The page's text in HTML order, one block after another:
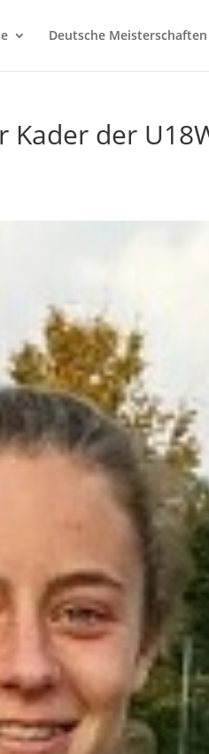
Deutsche
Kader der